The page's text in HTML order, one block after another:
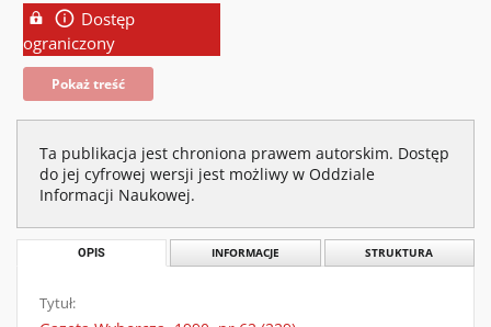
Dostęp
ograniczony
Pokaż treść
Ta publikacja jest chroniona prawem autorskim. Dostęp
do jej cyfrowej wersji jest możliwy w Oddziale
Informacji Naukowej.
OPIS INFORMACJE STRUKTURA
Tytuł: